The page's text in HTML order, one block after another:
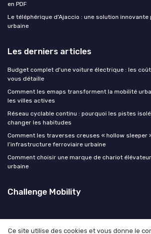
en PDF
Le téléphérique d'Ajaccio : une solution innovante
urbaine
Les derniers articles
Budget complet d'une voiture électrique : les
vous détaille
Comment les emaps transforment la mobilité
les villes actives
Réseau cyclable continu : pourquoi les pistes
changer les habitudes
Comment les traverses creuses « hollow sleeper
l’infrastructure ferroviaire urbaine
Comment choisir une marque de chariot
urbaine
Challenge Mobility
Ce site utilise des cookies et vous donne le